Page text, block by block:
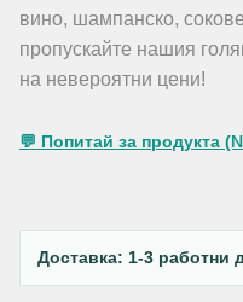
вино, шампанско,
пропускайте нашия
на невероятни цени!
💬 Попитай за продукта
Доставка: 1-3 работни